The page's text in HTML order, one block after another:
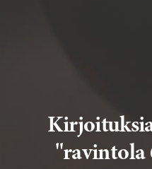
"ravintola